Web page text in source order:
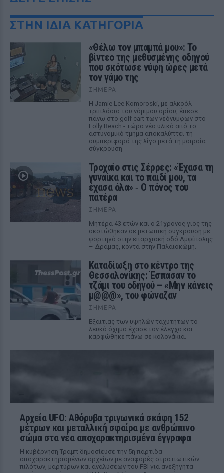
ΣΤΗΝ ΙΔΙΑ ΚΑΤΗΓΟΡΙΑ
«Θέλω τον μπαμπά μου»: Το
βίντεο της μεθυσμένης οδηγού
που σκότωσε νύφη ώρες μετά
τον γάμο της
ΣΉΜΕΡΑ
Η Jamie Lee Komoroski, με αλκοόλ
τριπλάσιο του νόμιμου ορίου, έπεσε
πάνω στο golf cart των νεόνυμφων στο
Folly Beach - τώρα νέο υλικό από το
αστυνομικό τμήμα αποκαλύπτει τη
συμπεριφορά της λίγο μετά τη μοιραία
σύγκρουση
Τροχαίο στις Σέρρες: «Έχασα τη
γυναίκα και το παιδί μου, τα
έχασα όλα» ‑ Ο πόνος του
πατέρα
ΣΉΜΕΡΑ
Μητέρα 43 ετών και ο 21χρονος γιος της
σκοτώθηκαν σε μετωπική σύγκρουση με
φορτηγό στην επαρχιακή οδό Αμφίπολης
– Δράμας, κοντά στην Παλαιοκώμη.
Καταδίωξη στο κέντρο της
Θεσσαλονίκης: Έσπασαν το
τζάμι του οδηγού – «Μην κάνεις
μ@@@», του φώναζαν
ΣΉΜΕΡΑ
Εξαιτίας των υψηλών ταχυτήτων το
λευκό όχημα έχασε τον έλεγχο και
καρφώθηκε πάνω σε κολονάκια.
Αρχεία UFO: Αθόρυβα τριγωνικά σκάφη 152
μέτρων και μεταλλική σφαίρα με ανθρώπινο
σώμα στα νέα αποχαρακτηρισμένα έγγραφα
Η κυβέρνηση Τραμπ δημοσίευσε την 5η παρτίδα
αποχαρακτηρισμένων αρχείων με αναφορές στρατιωτικών
πιλότων, μαρτύρων και αναλύσεων του FBI για ανεξήγητα